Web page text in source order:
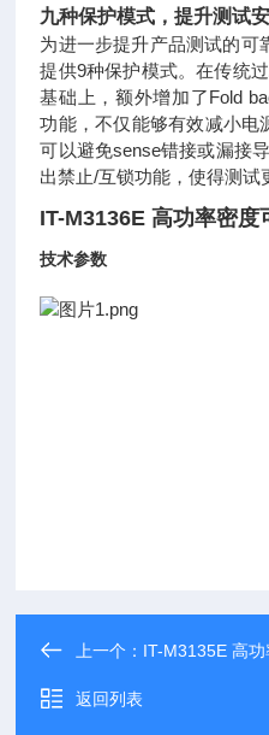
九种保护模式，提升测试
为进一步提升产品测试的可
提供9种保护模式。在传统
基础上，额外增加了Fold
功能，不仅能够有效减小电
可以避免sense错接或漏接
出禁止/互锁功能，使得测试
IT-M3136E 高功率密度
技术参数
上一个： IT-M3135E 高
返回列表